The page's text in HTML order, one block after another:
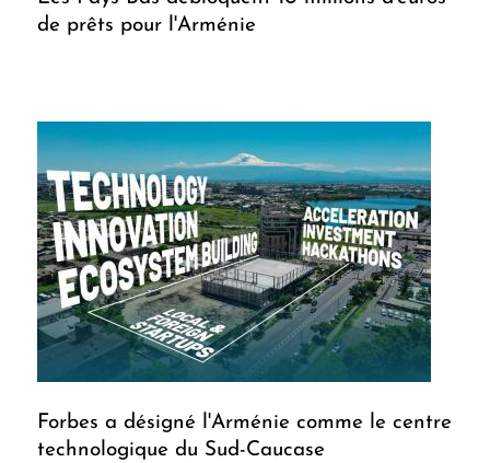
de prêts pour l'Arménie
Forbes a désigné l'Arménie comme le centre
technologique du Sud-Caucase